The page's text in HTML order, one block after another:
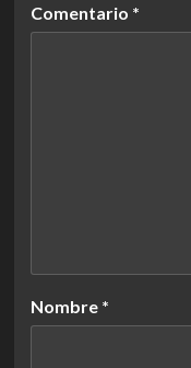
Comentario *
Nombre *